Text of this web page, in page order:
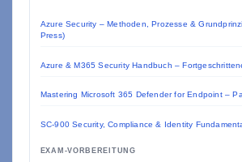
Azure Security – Methoden, Prozesse &
Press)
Azure & M365 Security Handbuch –
Mastering Microsoft 365 Defender for Endpoint –
SC-900 Security, Compliance & Identity
EXAM-VORBEREITUNG